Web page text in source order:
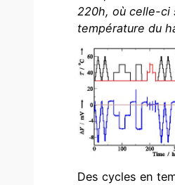
220h, où celle-ci
température du
Des cycles en